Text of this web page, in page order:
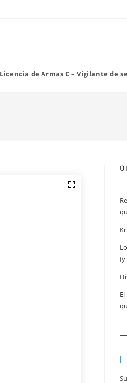
Licencia de Armas C – Vigilante de
(y